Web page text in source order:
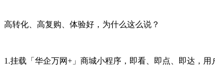
高转化、高复购、体验好，为什么这么说？
1.挂载 「华企万网+ 」 商城小程序，即看、即点、即达，用